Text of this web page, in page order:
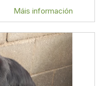
Máis información